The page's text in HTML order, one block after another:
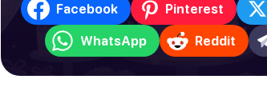
Facebook Pinterest
WhatsApp Reddit